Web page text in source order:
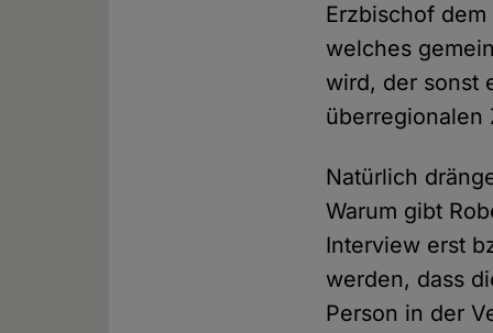
Erzbischof
welches
wird, der sonst
überregionalen
Natürlich
Warum gibt
Interview erst
werden, dass
Person in der